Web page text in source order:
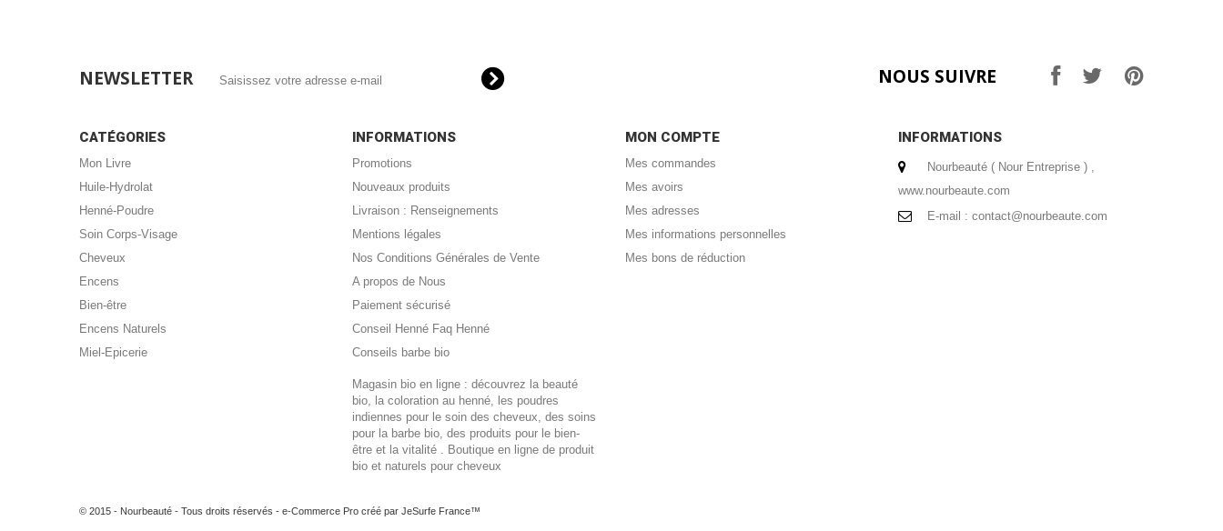
NEWSLETTER NOUS SUIVRE
CATÉGORIES
Mon Livre
Huile-Hydrolat
Henné-Poudre
Soin Corps-Visage
Cheveux
Encens
Bien-être
Encens Naturels
Miel-Epicerie
INFORMATIONS
Promotions
Nouveaux produits
Livraison : Renseignements
Mentions légales
Nos Conditions Générales de Vente
A propos de Nous
Paiement sécurisé
Conseil Henné Faq Henné
Conseils barbe bio
Magasin bio en ligne : découvrez la beauté
bio, la coloration au henné, les poudres
indiennes pour le soin des cheveux, des soins
pour la barbe bio, des produits pour le bien-
être et la vitalité . Boutique en ligne de produit
bio et naturels pour cheveux
© 2015 - Nourbeauté - Tous droits réservés - e-Commerce Pro créé par JeSurfe France™
MON COMPTE
Mes commandes
Mes avoirs
Mes adresses
Mes informations personnelles
Mes bons de réduction
INFORMATIONS
Nourbeauté ( Nour Entreprise ) ,
www.nourbeaute.com
E-mail : contact@nourbeaute.com